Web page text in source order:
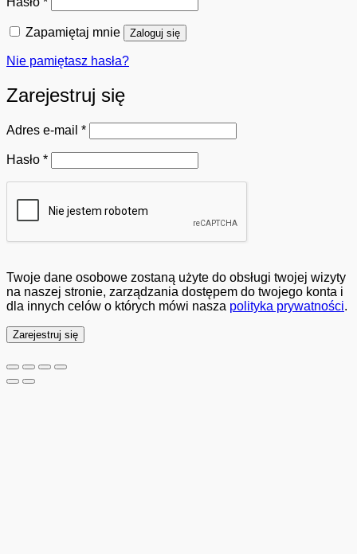
Zapamiętaj mnie Zaloguj się
Nie pamiętasz hasła?
Zarejestruj się
Adres e-mail *Wymagane
Hasło *Wymagane
Twoje dane osobowe zostaną użyte do obsługi twojej wizyty
na naszej stronie, zarządzania dostępem do twojego konta i
dla innych celów o których mówi nasza polityka prywatności.
Zarejestruj się